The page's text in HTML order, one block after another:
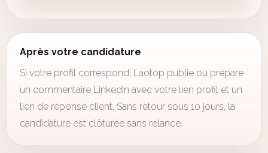
Après votre candidature
Si votre profil correspond, Laotop publie ou prépare
un commentaire LinkedIn avec votre lien profil et un
lien de réponse client. Sans retour sous 10 jours, la
candidature est clôturée sans relance.